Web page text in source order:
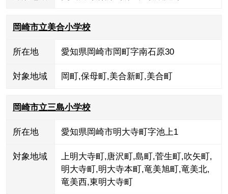
岡崎市立美合小学校
所在地 愛知県岡崎市岡町字南石原30
対象地域 岡町 ,保母町 ,美合新町 ,美合町
岡崎市立三島小学校
所在地 愛知県岡崎市明大寺町字池上1
対象地域 上明大寺町 ,唐沢町 ,島町 ,菅生町 ,吹矢町 ,
明大寺町 ,明大寺本町 ,竜美旭町 ,竜美北,
竜美西,東明大寺町